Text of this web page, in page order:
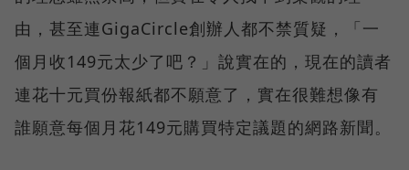
由，甚至連GigaCircle創辦人都不禁質疑，「一
個月收149元太少了吧？」說實在的，現在的讀者
連花十元買份報紙都不願意了，實在很難想像有
誰願意每個月花149元購買特定議題的網路新聞。